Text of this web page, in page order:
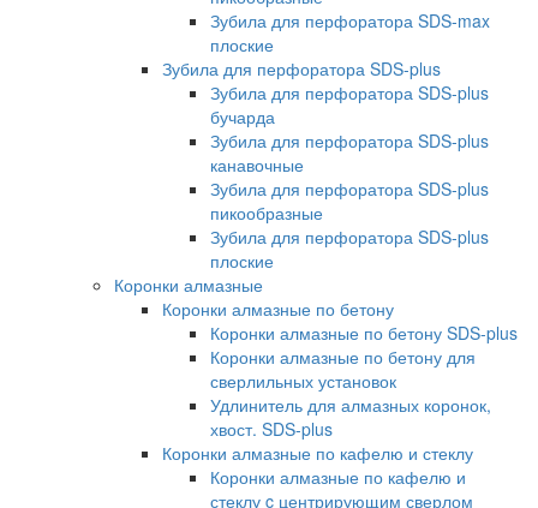
Зубила для перфоратора SDS-max
плоские
Зубила для перфоратора SDS-plus
Зубила для перфоратора SDS-plus
бучарда
Зубила для перфоратора SDS-plus
канавочные
Зубила для перфоратора SDS-plus
пикообразные
Зубила для перфоратора SDS-plus
плоские
Коронки алмазные
Коронки алмазные по бетону
Коронки алмазные по бетону SDS-plus
Коронки алмазные по бетону для
сверлильных установок
Удлинитель для алмазных коронок,
хвост. SDS-plus
Коронки алмазные по кафелю и стеклу
Коронки алмазные по кафелю и
стеклу c центрирующим сверлом